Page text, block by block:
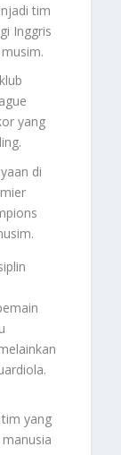
tim
Inggris
yang
di
yang